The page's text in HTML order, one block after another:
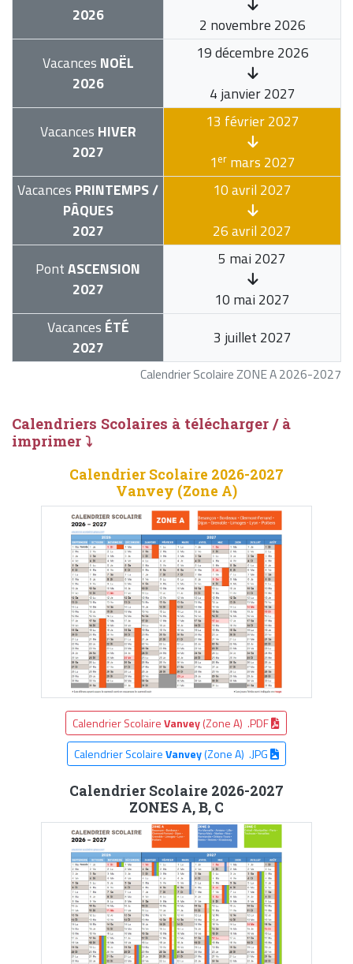
Calendrier Scolaire ZONE A 2026-2027
2026
2 novembre 2026
Vacances NOËL
2026
19 décembre 2026
4 janvier 2027
Vacances HIVER
2027
13 février 2027
1ermars 2027
Vacances PRINTEMPS /
PÂQUES
2027
10 avril 2027
26 avril 2027
PontASCENSION
2027
5 mai 2027
10 mai 2027
Vacances ÉTÉ
2027
3 juillet 2027
Calendriers Scolaires à télécharger / à
imprimer ⤵
Calendrier Scolaire 2026-2027
Vanvey (Zone A)
Calendrier ScolaireVanvey(Zone A) .PDF
Calendrier ScolaireVanvey(Zone A) .JPG
Calendrier Scolaire 2026-2027
ZONES A, B, C